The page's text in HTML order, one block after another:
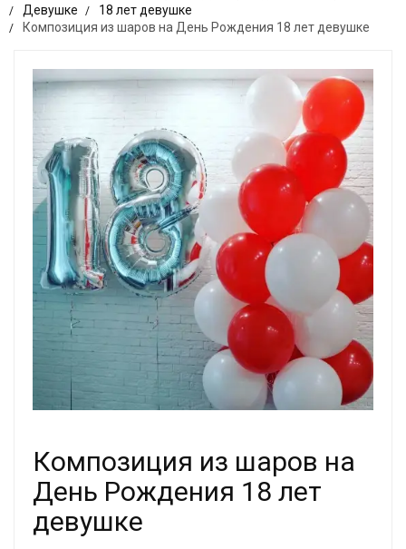
Девушке
18 лет девушке
Композиция из шаров на День Рождения 18 лет девушке
Композиция из шаров на
День Рождения 18 лет
девушке